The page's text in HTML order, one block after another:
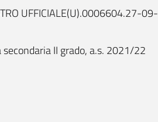
UFFICIALE(U).0006604.27-09-
II grado, a.s. 2021/22